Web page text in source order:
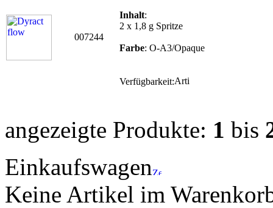
007244
Inhalt:
2 x 1,8 g Spritze
Farbe: O-A3/Opaque
Verfügbarkeit:
angezeigte Produkte: 1 bis
Einkaufswagen
Keine Artikel im